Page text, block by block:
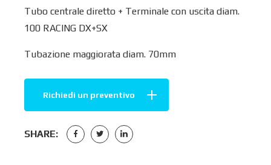
Tubo centrale diretto + Terminale con uscita diam.
100 RACING DX+SX
Tubazione maggiorata diam. 70mm
Richiedi un preventivo
SHARE: